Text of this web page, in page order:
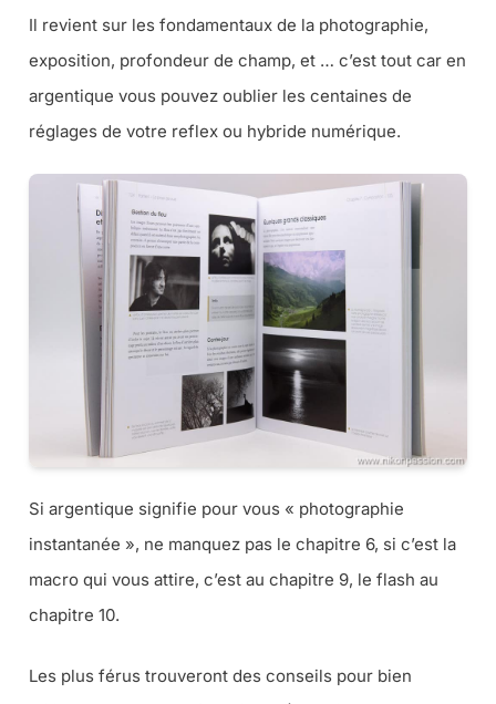
Il revient sur les fondamentaux de la photographie,
exposition, profondeur de champ, et … c’est tout car en
argentique vous pouvez oublier les centaines de
réglages de votre reflex ou hybride numérique.
Si argentique signifie pour vous « photographie
instantanée », ne manquez pas le chapitre 6, si c’est la
macro qui vous attire, c’est au chapitre 9, le flash au
chapitre 10.
Les plus férus trouveront des conseils pour bien